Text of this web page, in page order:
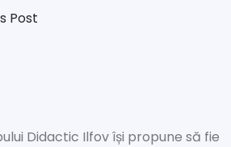
Post
Didactic Ilfov își propune să fie